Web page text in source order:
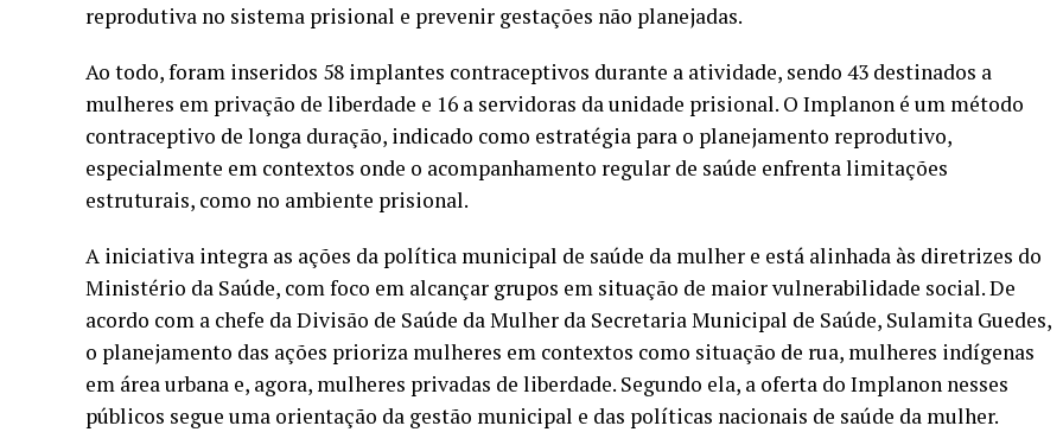
reprodutiva no sistema prisional e prevenir gestações não planejadas.
Ao todo, foram inseridos 58 implantes contraceptivos durante a atividade, sendo 43 destinados a
mulheres em privação de liberdade e 16 a servidoras da unidade prisional. O Implanon é um método
contraceptivo de longa duração, indicado como estratégia para o planejamento reprodutivo,
especialmente em contextos onde o acompanhamento regular de saúde enfrenta limitações
estruturais, como no ambiente prisional.
A iniciativa integra as ações da política municipal de saúde da mulher e está alinhada às diretrizes do
Ministério da Saúde, com foco em alcançar grupos em situação de maior vulnerabilidade social. De
acordo com a chefe da Divisão de Saúde da Mulher da Secretaria Municipal de Saúde, Sulamita Guedes,
o planejamento das ações prioriza mulheres em contextos como situação de rua, mulheres indígenas
em área urbana e, agora, mulheres privadas de liberdade. Segundo ela, a oferta do Implanon nesses
públicos segue uma orientação da gestão municipal e das políticas nacionais de saúde da mulher.